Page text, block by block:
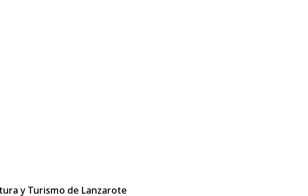
y Turismo de Lanzarote